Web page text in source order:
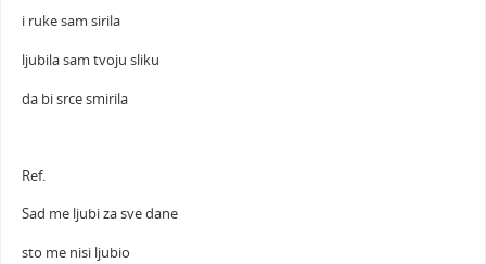
i ruke sam sirila
ljubila sam tvoju sliku
da bi srce smirila
Ref.
Sad me ljubi za sve dane
sto me nisi ljubio